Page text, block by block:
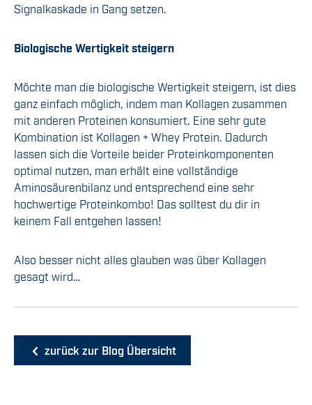
Signalkaskade in Gang setzen.
Biologische Wertigkeit steigern
Möchte man die biologische Wertigkeit steigern, ist dies
ganz einfach möglich, indem man Kollagen zusammen
mit anderen Proteinen konsumiert. Eine sehr gute
Kombination ist Kollagen + Whey Protein. Dadurch
lassen sich die Vorteile beider Proteinkomponenten
optimal nutzen, man erhält eine vollständige
Aminosäurenbilanz und entsprechend eine sehr
hochwertige Proteinkombo! Das solltest du dir in
keinem Fall entgehen lassen!
Also besser nicht alles glauben was über Kollagen
gesagt wird…
zurück zur Blog Übersicht